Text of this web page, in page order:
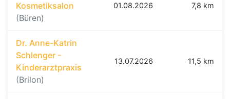
Kosmetiksalon
(Büren)
01.08.2026 7,8 km
Dr. Anne-Katrin
Schlenger -
Kinderarztpraxis
(Brilon)
13.07.2026 11,5 km